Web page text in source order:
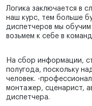
Логика заключается в
наш курс, тем больше
диспетчеров мы
возьмем к себе в
На сбор информации,
полугода, поскольку
человек. -
монтажер, сценарист,
диспетчера.